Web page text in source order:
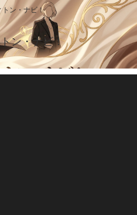
トン・ナビ！
ン・ナビ！